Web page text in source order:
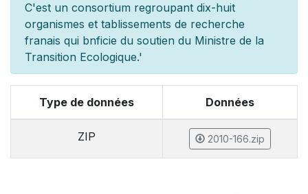
C'est un consortium regroupant dix-huit
organismes et tablissements de recherche
franais qui bnficie du soutien du Ministre de la
Transition Ecologique.'
Type de données Données
ZIP 2010-166.zip